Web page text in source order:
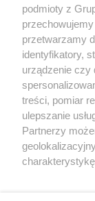
Redakcja
podmioty z
przetwarzamy
identyfikatory,
urządzenie czy
treści, pomiar
ulepszanie
Partnerzy